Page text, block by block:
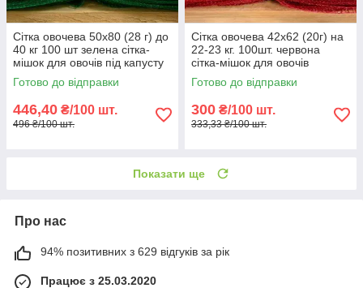
Сітка овочева 50х80 (28 г) до
40 кг 100 шт зелена сітка-
мішок для овочів під капусту
Готово до відправки
446,40 ₴/100 шт.
496 ₴/100 шт.
Сітка овочева 42х62 (20г) на
22-23 кг. 100шт. червона
сітка-мішок для овочів
Готово до відправки
300 ₴/100 шт.
333,33 ₴/100 шт.
Показати ще
Про нас
94% позитивних з 629 відгуків за рік
Працює з 25.03.2020